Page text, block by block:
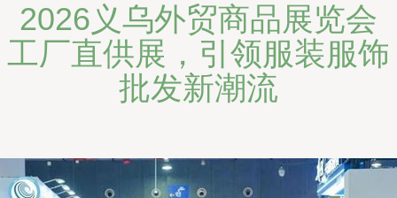
2026义乌外贸商品展览会
工厂直供展，引领服装服饰
批发新潮流